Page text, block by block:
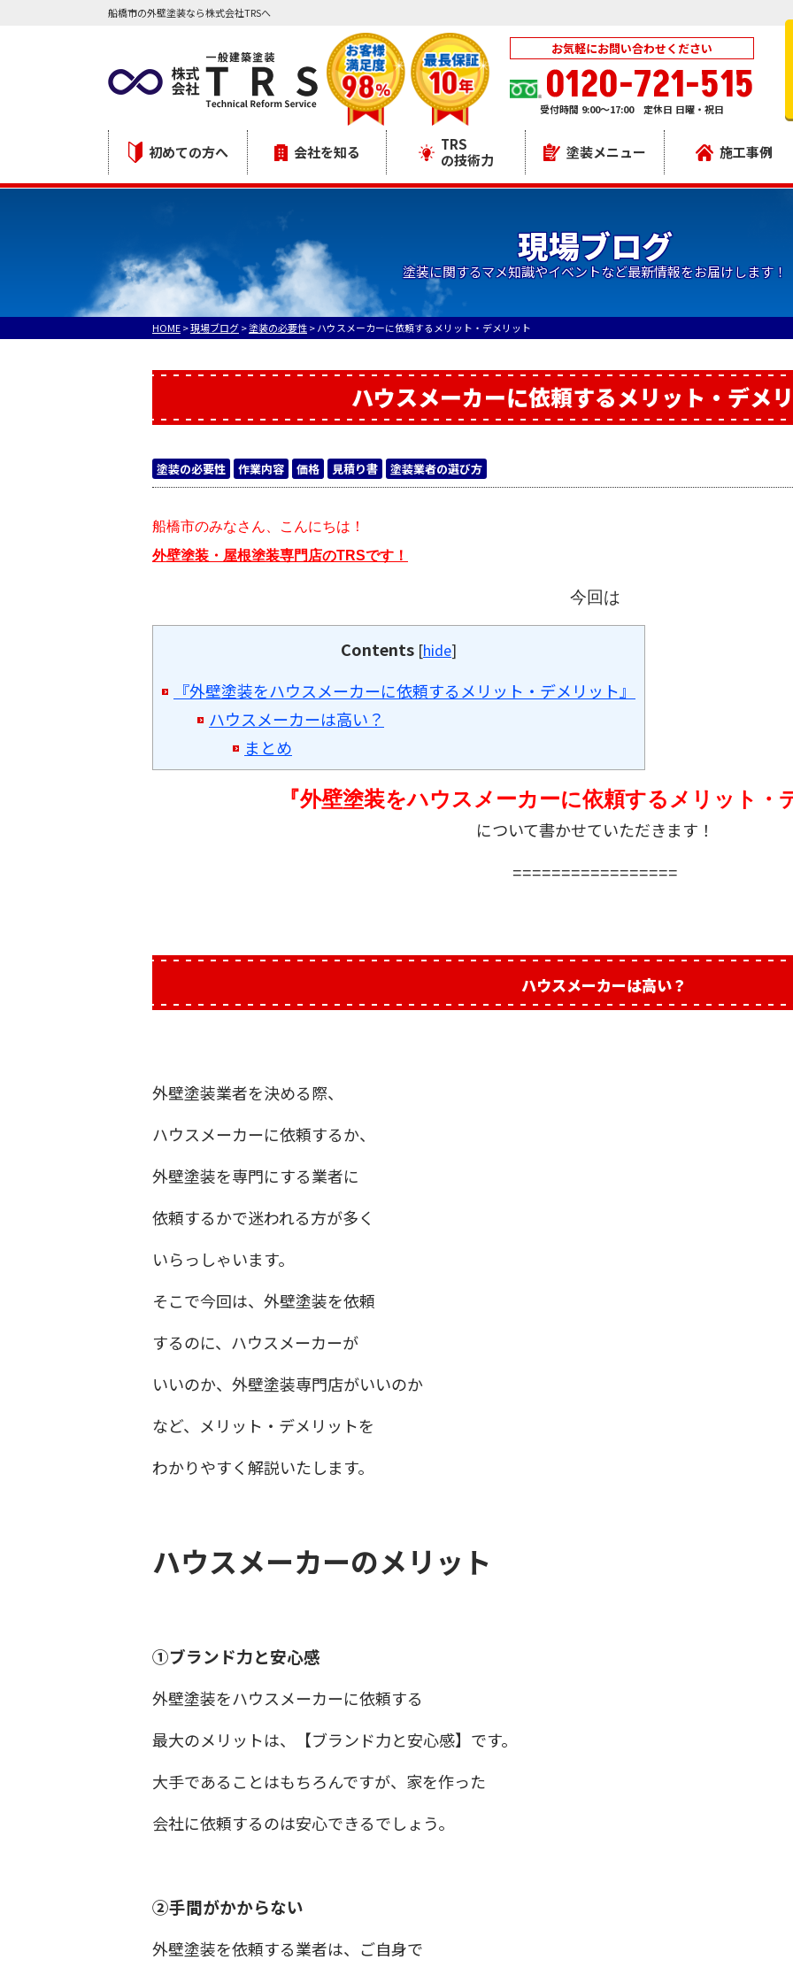
船橋市の外壁塗装なら株式会社TRSへ
お気軽にお問い合わせください
0120-721-515
受付時間 9:00～17:00 定休日 日曜・祝日
初めての方へ 会社を知る
TRS
の技術力
塗装メニュー 施工事例
現場ブログ
塗装に関するマメ知識やイベントなど最新情報をお届けします！
HOME>現場ブログ>塗装の必要性>ハウスメーカーに依頼するメリット・デメリット
ハウスメーカーに依頼するメリット・デメ
塗装の必要性 作業内容 価格 見積り書 塗装業者の選び方
船橋市のみなさん、こんにちは！
外壁塗装・屋根塗装専門店のTRSです！
今回は
Contents [hide]
『外壁塗装をハウスメーカーに依頼するメリット・デメリット』
ハウスメーカーは高い？
まとめ
『外壁塗装をハウスメーカーに依頼するメリット・
について書かせていただきます！
=================
ハウスメーカーは高い？
外壁塗装業者を決める際、
ハウスメーカーに依頼するか、
外壁塗装を専門にする業者に
依頼するかで迷われる方が多く
いらっしゃいます。
そこで今回は、外壁塗装を依頼
するのに、ハウスメーカーが
いいのか、外壁塗装専門店がいいのか
など、メリット・デメリットを
わかりやすく解説いたします。
ハウスメーカーのメリット
①ブランド力と安心感
外壁塗装をハウスメーカーに依頼する
最大のメリットは、【ブランド力と安心感】です。
大手であることはもちろんですが、家を作った
会社に依頼するのは安心できるでしょう。
②手間がかからない
外壁塗装を依頼する業者は、ご自身で